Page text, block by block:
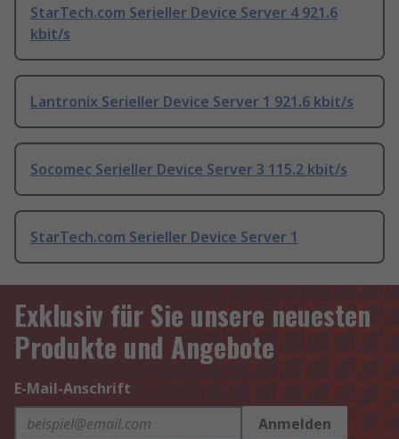
StarTech.com Serieller Device Server 4 921.6
kbit/s
Lantronix Serieller Device Server 1 921.6 kbit/s
Socomec Serieller Device Server 3 115.2 kbit/s
StarTech.com Serieller Device Server 1
Exklusiv für Sie unsere neuesten
Produkte und Angebote
E-Mail-Anschrift
Anmelden